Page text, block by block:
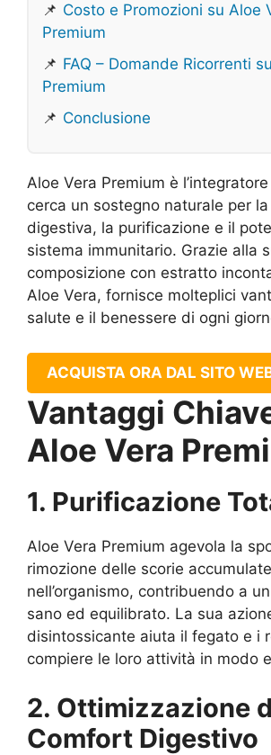
📌 Costo e Promozioni su Aloe
Premium
📌 FAQ – Domande Ricorrenti
Premium
📌 Conclusione
Aloe Vera Premium è
cerca un sostegno naturale per
digestiva, la purificazione e il
sistema immunitario. Grazie alla
composizione con estratto
Aloe Vera, fornisce molteplici
salute e il benessere di ogni
ACQUISTA ORA DAL SITO
Vantaggi
Aloe Vera
1. Purificazione
Aloe Vera Premium agevola la
rimozione delle scorie accumulate
nell’organismo, contribuendo a
sano ed equilibrato. La sua
disintossicante aiuta il fegato e i
compiere le loro attività in modo
2. Ottimizzazione
Comfort Digestivo